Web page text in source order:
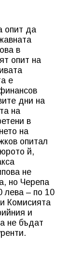
опит да
в
опит на
е
дни на
на
в
на
опитал
й,
не
но Черепа
лева – по 10
Комисията
и
не бъдат